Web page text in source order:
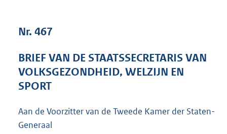
e
:
b
Nr. 467
BRIEF VAN DE STAATSSECRETARIS VAN
VOLKSGEZONDHEID, WELZIJN EN
SPORT
Aan de Voorzitter van de Tweede Kamer der Staten-
Generaal